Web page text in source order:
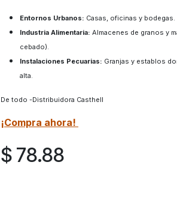
Entornos Urbanos: Casas, oficinas y bodegas.
Industria Alimentaria: Almacenes de granos y
cebado).
Instalaciones Pecuarias: Granjas y establos
alta.
De todo -Distribuidora Casthell
¡Compra ahora!
$ 78.88